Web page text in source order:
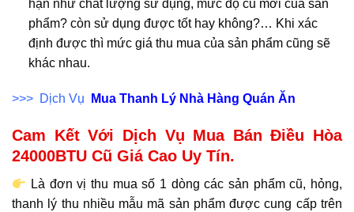
hạn như chất lượng sử dụng, mức độ cũ mới của sản
phẩm? còn sử dụng được tốt hay không?… Khi xác
định được thì mức giá thu mua của sản phẩm cũng sẽ
khác nhau.
>>> Dịch Vụ Mua Thanh Lý Nhà Hàng Quán Ăn
Cam Kết Với Dịch Vụ Mua Bán Điều Hòa
24000BTU Cũ Giá Cao Uy Tín.
Là đơn vị thu mua số 1 dòng các sản phẩm cũ, hỏng,
thanh lý thu nhiều mẫu mã sản phẩm được cung cấp trên